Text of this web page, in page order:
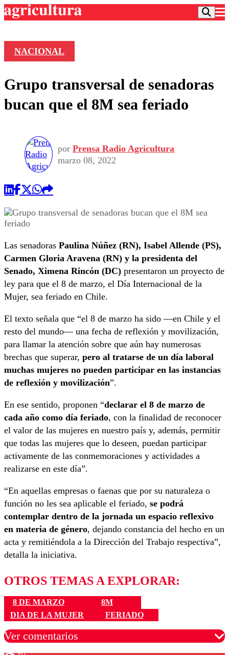
Frecuencias
Agricultura TV
Deportes
Motor
Otros Deportes
Universidad Católica
Dato Practico
Política
Vida Social
Publicaciones en medios
NACIONAL
Grupo transversal de senadoras
bucan que el 8M sea feriado
por Prensa Radio Agricultura
marzo 08, 2022
Las senadoras Paulina Núñez (RN), Isabel Allende (PS),
Carmen Gloria Aravena (RN) y la presidenta del
Senado, Ximena Rincón (DC) presentaron un proyecto de
ley para que el 8 de marzo, el Día Internacional de la
Mujer, sea feriado en Chile.
El texto señala que “el 8 de marzo ha sido —en Chile y el
resto del mundo— una fecha de reflexión y movilización,
para llamar la atención sobre que aún hay numerosas
brechas que superar, pero al tratarse de un día laboral
muchas mujeres no pueden participar en las instancias
de reflexión y movilización”.
En ese sentido, proponen “declarar el 8 de marzo de
cada año como día feriado, con la finalidad de reconocer
el valor de las mujeres en nuestro país y, además, permitir
que todas las mujeres que lo deseen, puedan participar
activamente de las conmemoraciones y actividades a
realizarse en este día”.
“En aquellas empresas o faenas que por su naturaleza o
función no les sea aplicable el feriado, se podrá
contemplar dentro de la jornada un espacio reflexivo
en materia de género, dejando constancia del hecho en un
acta y remitiéndola a la Dirección del Trabajo respectiva”,
detalla la iniciativa.
OTROS TEMAS A EXPLORAR:
8 DE MARZO
8M
DIA DE LA MUJER
FERIADO
Ver comentarios